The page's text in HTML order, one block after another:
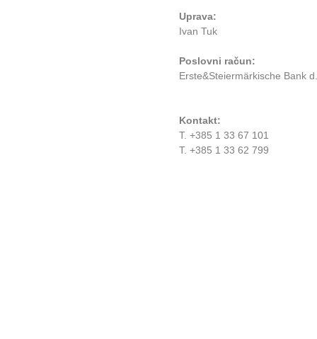
Uprava:
Ivan Tuk
Poslovni račun:
Erste&Steiermärkische Bank
Kontakt:
T. +385 1 33 67 101
T. +385 1 33 62 799